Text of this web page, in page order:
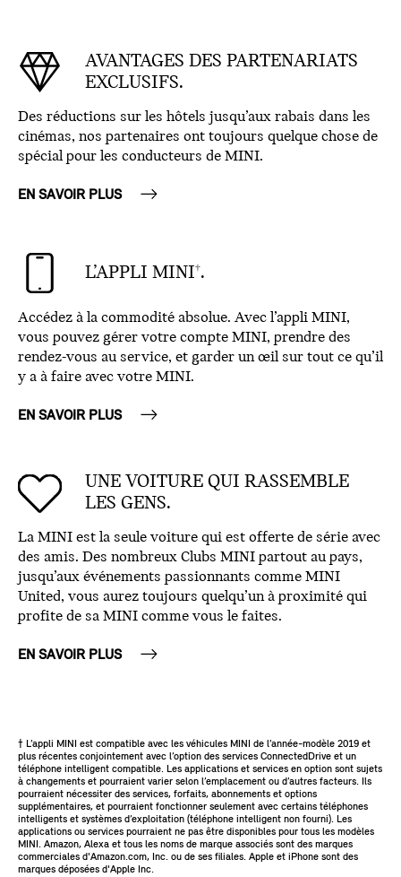
AVANTAGES DES PARTENARIATS
EXCLUSIFS.
Des réductions sur les hôtels jusqu’aux rabais dans les
cinémas, nos partenaires ont toujours quelque chose de
spécial pour les conducteurs de MINI.
EN SAVOIR PLUS
L’APPLI MINI†.
Accédez à la commodité absolue. Avec l’appli MINI,
vous pouvez gérer votre compte MINI, prendre des
rendez-vous au service, et garder un œil sur tout ce qu’il
y a à faire avec votre MINI.
EN SAVOIR PLUS
UNE VOITURE QUI RASSEMBLE
LES GENS.
La MINI est la seule voiture qui est offerte de série avec
des amis. Des nombreux Clubs MINI partout au pays,
jusqu’aux événements passionnants comme MINI
United, vous aurez toujours quelqu’un à proximité qui
profite de sa MINI comme vous le faites.
EN SAVOIR PLUS
† L’appli MINI est compatible avec les véhicules MINI de l’année-modèle 2019 et
plus récentes conjointement avec l’option des services ConnectedDrive et un
téléphone intelligent compatible. Les applications et services en option sont sujets
à changements et pourraient varier selon l’emplacement ou d’autres facteurs. Ils
pourraient nécessiter des services, forfaits, abonnements et options
supplémentaires, et pourraient fonctionner seulement avec certains téléphones
intelligents et systèmes d’exploitation (téléphone intelligent non fourni). Les
applications ou services pourraient ne pas être disponibles pour tous les modèles
MINI. Amazon, Alexa et tous les noms de marque associés sont des marques
commerciales d'Amazon.com, Inc. ou de ses filiales. Apple et iPhone sont des
marques déposées d'Apple Inc.